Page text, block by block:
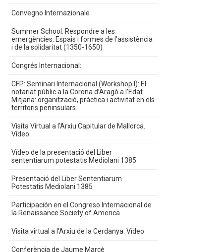
Convegno Internazionale
Summer School: Respondre a les
emergències. Espais i formes de l'assistència
i de la solidaritat (1350-1650)
Congrés Internacional:
CFP: Seminari Internacional (Workshop I): El
notariat públic a la Corona d’Aragó a l’Edat
Mitjana: organització, pràctica i activitat en els
territoris peninsulars.
Visita Virtual a l'Arxiu Capitular de Mallorca.
Vídeo
Vídeo de la presentació del Liber
sententiarum potestatis Mediolani 1385
Presentació del Liber Sententiarum
Potestatis Mediolani 1385
Participación en el Congreso Internacional de
la Renaissance Society of America
Visita virtual a l'Arxiu de la Cerdanya. Vídeo
Conferència de Jaume Marcè